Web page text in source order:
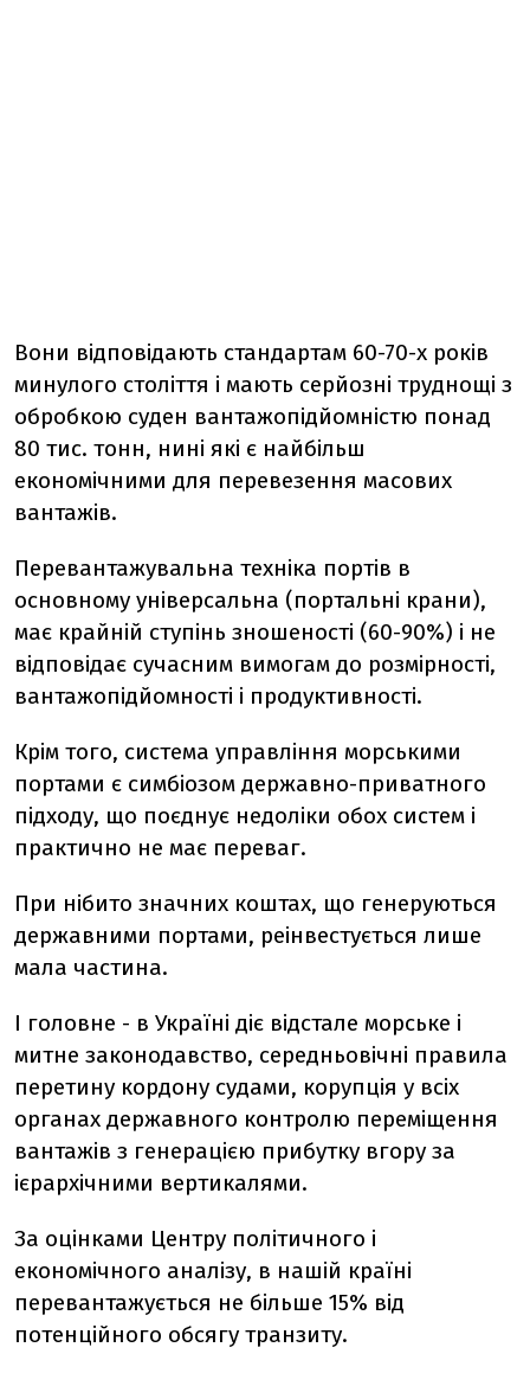
Вони відповідають стандартам 60-70-х років
минулого століття і мають серйозні труднощі з
обробкою суден вантажопідйомністю понад
80 тис. тонн, нині які є найбільш
економічними для перевезення масових
вантажів.
Перевантажувальна техніка портів в
основному універсальна (портальні крани),
має крайній ступінь зношеності (60-90%) і не
відповідає сучасним вимогам до розмірності,
вантажопідйомності і продуктивності.
Крім того, система управління морськими
портами є симбіозом державно-приватного
підходу, що поєднує недоліки обох систем і
практично не має переваг.
При нібито значних коштах, що генеруються
державними портами, реінвестується лише
мала частина.
І головне - в Україні діє відстале морське і
митне законодавство, середньовічні правила
перетину кордону судами, корупція у всіх
органах державного контролю переміщення
вантажів з генерацією прибутку вгору за
ієрархічними вертикалями.
За оцінками Центру політичного і
економічного аналізу, в нашій країні
перевантажується не більше 15% від
потенційного обсягу транзиту.